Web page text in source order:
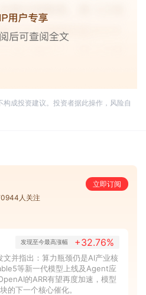
成投资建议。投资者据此操作，风险自
立即订阅
人关注
发现至今最高涨幅 +32.76%
并指出：算力瓶颈仍是AI产业核
等新一代模型上线及Agent应
的ARR有望再度加速，模型
的下一个核心催化。